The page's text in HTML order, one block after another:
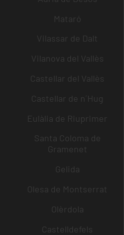
Mataró
Vilassar de Dalt
Vilanova del Vallès
Castellar del Vallès
Castellar de n´Hug
Eulàlia de Riuprimer
Santa Coloma de
Gramenet
Gelida
Olesa de Montserrat
Olèrdola
Castelldefels